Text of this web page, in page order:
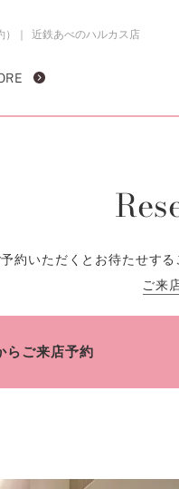
近鉄あべのハルカス店
約いただくとお待たせす
ご来
らご来店予約